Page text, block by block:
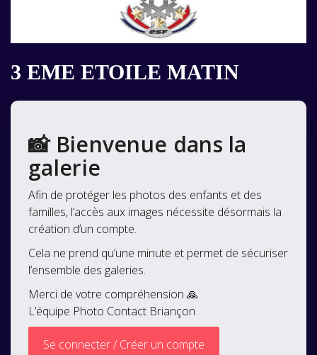
3 EME ETOILE MATIN
📸 Bienvenue dans la
galerie
Afin de protéger les photos des enfants et des
familles, l’accès aux images nécessite désormais la
création d’un compte.
Cela ne prend qu’une minute et permet de sécuriser
l’ensemble des galeries.
Merci de votre compréhension 🙏
L’équipe Photo Contact Briançon
Se connecter / Créer un compte